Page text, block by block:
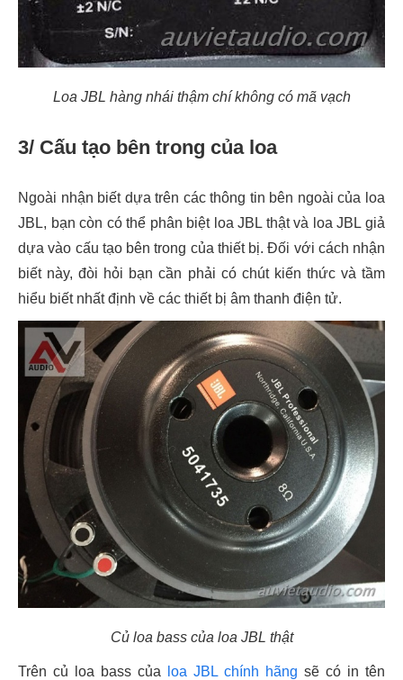
Loa JBL hàng nhái thậm chí không có mã vạch
3/ Cấu tạo bên trong của loa
Ngoài nhận biết dựa trên các thông tin bên ngoài của loa
JBL, bạn còn có thể phân biệt loa JBL thật và loa JBL giả
dựa vào cấu tạo bên trong của thiết bị. Đối với cách nhận
biết này, đòi hỏi bạn cần phải có chút kiến thức và tầm
hiểu biết nhất định về các thiết bị âm thanh điện tử.
Củ loa bass của loa JBL thật
Trên củ loa bass của loa JBL chính hãng sẽ có in tên